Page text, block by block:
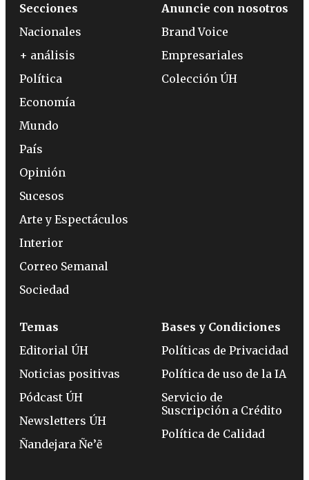
Secciones
Nacionales
+ análisis
Política
Economía
Mundo
País
Opinión
Sucesos
Arte y Espectáculos
Interior
Correo Semanal
Sociedad
Anuncie con nosotros
Brand Voice
Empresariales
Colección ÚH
Temas
Editorial ÚH
Noticias positivas
Pódcast ÚH
Newsletters ÚH
Ñandejara Ñe’ẽ
Bases y Condiciones
Políticas de Privacidad
Política de uso de la IA
Servicio de
Suscripción a Crédito
Política de Calidad